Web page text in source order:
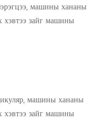
машины хананы
хэвтээ зайг машины
машины хананы
хэвтээ зайг машины